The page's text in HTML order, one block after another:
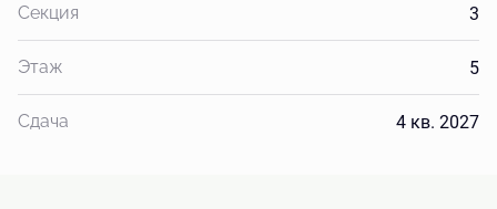
Секция 3
Этаж 5
Сдача 4 кв. 2027